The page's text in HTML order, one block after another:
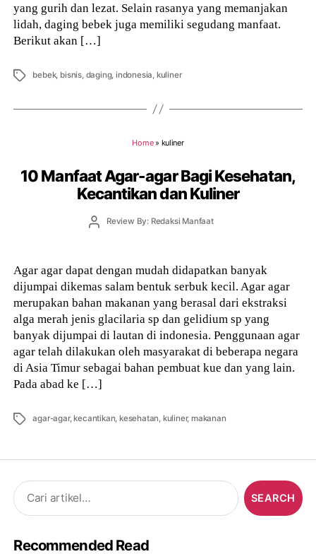
yang gurih dan lezat. Selain rasanya yang memanjakan
lidah, daging bebek juga memiliki segudang manfaat.
Berikut akan […]
Tags bebek, bisnis, daging, indonesia, kuliner
Home» kuliner
10 Manfaat Agar-agar Bagi Kesehatan,
Kecantikan dan Kuliner
PostReview By: Redaksi Manfaat
Agar agar dapat dengan mudah didapatkan banyak
dijumpai dikemas salam bentuk serbuk kecil. Agar agar
merupakan bahan makanan yang berasal dari ekstraksi
alga merah jenis glacilaria sp dan gelidium sp yang
banyak dijumpai di lautan di indonesia. Penggunaan agar
agar telah dilakukan oleh masyarakat di beberapa negara
di Asia Timur sebagai bahan pembuat kue dan yang lain.
Pada abad ke […]
Tags agar-agar, kecantikan, kesehatan, kuliner,makanan
Search
for:
Recommended Read